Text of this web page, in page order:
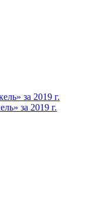
за 2019 г.
за 2019 г.